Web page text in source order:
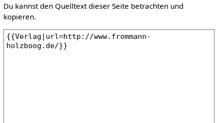
Du kannst den Quelltext dieser Seite betrachten und
kopieren.